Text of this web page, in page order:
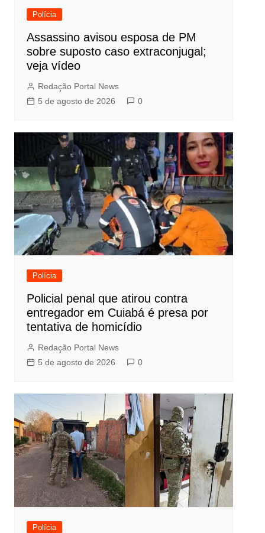
Polícia
Assassino avisou esposa de PM
sobre suposto caso extraconjugal;
veja vídeo
Redação Portal News
5 de agosto de 2026
0
Polícia
Policial penal que atirou contra
entregador em Cuiabá é presa por
tentativa de homicídio
Redação Portal News
5 de agosto de 2026
0
Polícia